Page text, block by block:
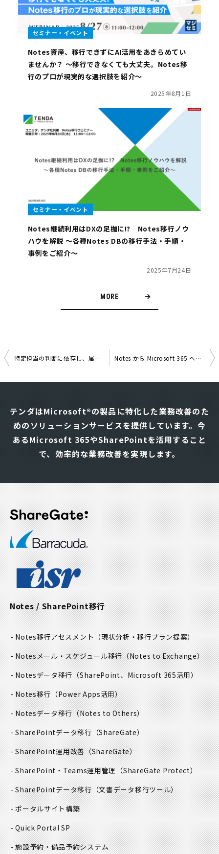
セミナー・イベント
Notes資産、移行できずにAI活用をあきらめてい
ませんか？ ～移行できなくても大丈夫。Notes移
行のプロが現実的な選択肢を紹介～
2025年8月1日
セミナー・イベント
Notes継続利用はDXの足枷に!? Notes移行ノウ
ハウを解説 ～各種Notes DBの移行手法・手順・
事例をご紹介～
2025年7月24日
MORE
投
ナ
ビ
ゲ
ー
特定担当の判断に依存し、属人化で案件が滞留していませんか？ ～東大松尾研発スタートアップが語る、AIエージェント×人の最適分業設計～ Notes から Microsoft 365 への移行と業務の再設計 – AI を見据えた活用の第一歩 –
テンダはMicrosoft®の製品に特化した業務改善のた
めのソリューションサービスを提供しています。 今
あるMicrosoft 365やSharePointを活用すること
で、効率的な業務改善を実現します。
Notes / SharePoint移行
Notes移行アセスメント（現状分析・移行プラン提案）
Notesメール・スケジュール移行（Notes to Exchange）
Notesデータ移行（SharePoint、Microsoft 365活用）
Notes移行（Power Apps活用）
Notesデータ移行（Notes to Others）
SharePointデータ移行（ShareGate）
SharePoint運用改善（ShareGate）
SharePoint・Teams運用管理（ShareGate Protect）
SharePointデータ移行（文書データ移行ツール）
ポータルサイト構築
Quick Portal SP
施設予約・備品予約システム